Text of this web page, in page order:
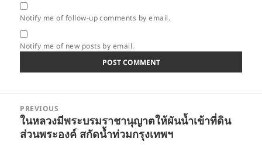
Notify me of follow-up comments by email.
Notify me of new posts by email.
navigation
PREVIOUS
Previous
post:
ในหลวงมีพระบรมราชานุญาตให้ผันน้ำเข้าที่ดิน
ส่วนพระองค์ สกัดน้ำท่วมกรุงเทพฯ